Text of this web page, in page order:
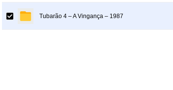
Tubarão 4 – A Vingança – 1987